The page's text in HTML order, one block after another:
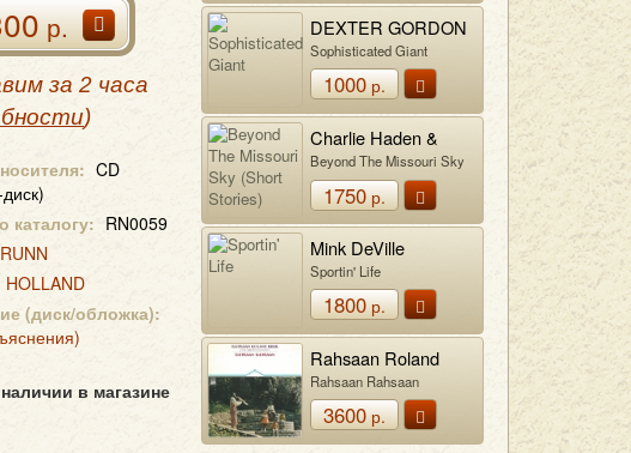
р.
за 2 часа
)
CD
каталогу: RN0059
RUNN
HOLLAND
(диск/обложка):
в магазине
DEXTER GORDON
Sophisticated Giant
1000р.
Charlie Haden &
Pat Metheny
Beyond The Missouri Sky
(Short Stories)
1750р.
Mink DeVille
Sportin' Life
1800р.
Rahsaan Roland
Kirk & The Vibration
Society
Rahsaan Rahsaan
3600р.